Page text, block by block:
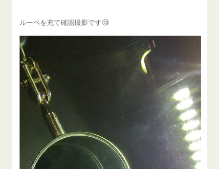
ルーペを充て確認撮影です🧐